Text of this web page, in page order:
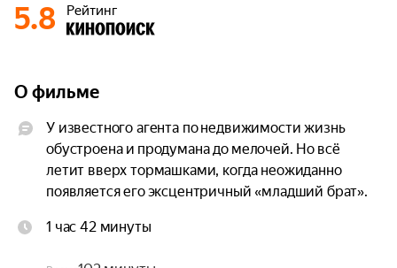
5.8 Рейтинг
О фильме
У известного агента по недвижимости жизнь
обустроена и продумана до мелочей. Но всё
летит вверх тормашками, когда неожиданно
появляется его эксцентричный «младший брат».
1 час 42 минуты